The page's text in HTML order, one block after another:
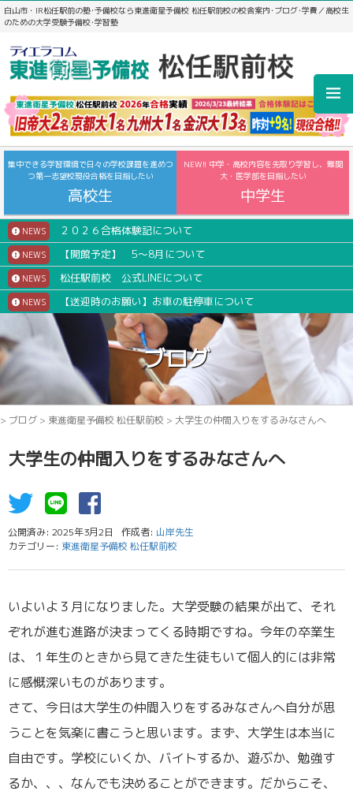
白山市・IR松任駅前の塾･予備校なら東進衛星予備校 松任駅前校の校舎案内･ブログ･学費／高校生
のための大学受験予備校･学習塾
集中できる学習環境で日々の学校課題を進めつ
つ第一志望校現役合格を目指したい
高校生
NEW!! 中学・高校内容を先取り学習し、難関
大・医学部を目指したい
中学生
NEWS ２０２６合格体験記について
NEWS 【開館予定】 5～8月について
NEWS 松任駅前校 公式LINEについて
NEWS 【送迎時のお願い】お車の駐停車について
ブログ
> ブログ > 東進衛星予備校 松任駅前校 > 大学生の仲間入りをするみなさんへ
大学生の仲間入りをするみなさんへ
公開済み: 2025年3月2日 作成者: 山岸先生
カテゴリー: 東進衛星予備校 松任駅前校
いよいよ３月になりました。大学受験の結果が出て、それ
ぞれが進む進路が決まってくる時期ですね。今年の卒業生
は、１年生のときから見てきた生徒もいて個人的には非常
に感慨深いものがあります。
さて、今日は大学生の仲間入りをするみなさんへ自分が思
うことを気楽に書こうと思います。まず、大学生は本当に
自由です。学校にいくか、バイトするか、遊ぶか、勉強す
るか、、、なんでも決めることができます。だからこそ、